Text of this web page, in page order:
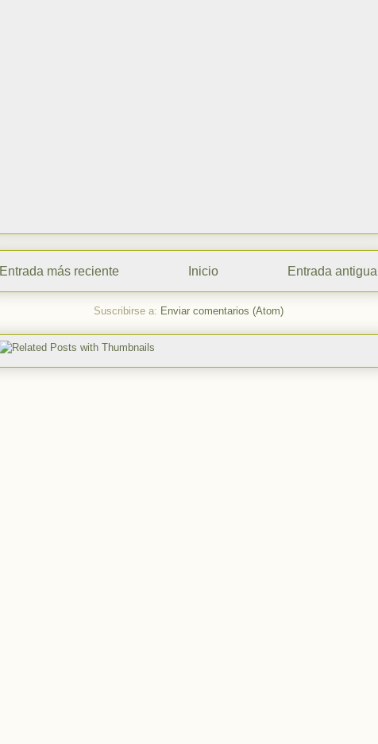
Entrada más reciente Entrada antigua
Inicio
Suscribirse a: Enviar comentarios (Atom)